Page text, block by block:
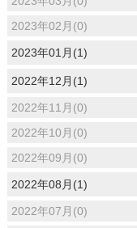
2023年02月(0)
2023年01月(1)
2022年12月(1)
2022年11月(0)
2022年10月(0)
2022年09月(0)
2022年08月(1)
2022年07月(0)